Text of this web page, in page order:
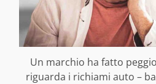
Un marchio ha fatto
riguarda i richiami auto –